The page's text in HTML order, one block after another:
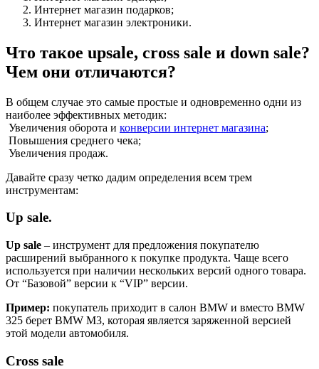
Интернет магазин подарков;
Интернет магазин электроники.
Что такое upsale, cross sale и down sale?
Чем они отличаются?
В общем случае это самые простые и одновременно одни из
наиболее эффективных методик:
Увеличения оборота и конверсии интернет магазина;
Повышения среднего чека;
Увеличения продаж.
Давайте сразу четко дадим определения всем трем
инструментам:
Up sale.
Up sale – инструмент для предложения покупателю
расширений выбранного к покупке продукта. Чаще всего
используется при наличии нескольких версий одного товара.
От “Базовой” версии к “VIP” версии.
Пример: покупатель приходит в салон BMW и вместо BMW
325 берет BMW M3, которая является заряженной версией
этой модели автомобиля.
Cross sale